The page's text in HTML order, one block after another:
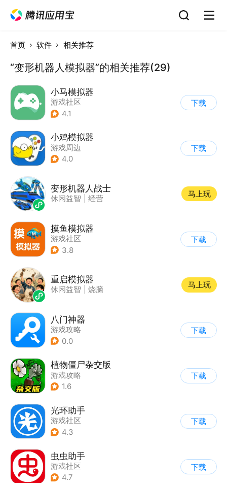
首页 软件 相关推荐
“变形机器人模拟器”的相关推荐(29)
小马模拟器
游戏社区
4.1
下载
小鸡模拟器
游戏周边
4.0
下载
变形机器人战士
休闲益智 经营
马上玩
摸鱼模拟器
游戏社区
3.8
下载
重启模拟器
休闲益智 烧脑
马上玩
八门神器
游戏攻略
0.0
下载
植物僵尸杂交版
游戏攻略
1.6
下载
光环助手
游戏社区
4.3
下载
虫虫助手
游戏社区
4.7
下载